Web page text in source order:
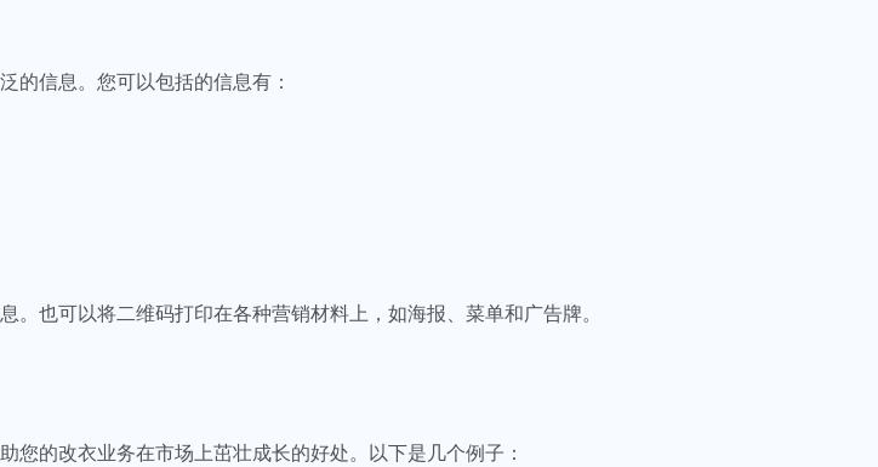
的信息。您可以包括的信息有：
也可以将二维码打印在各种营销材料上，如海报、菜单和广告牌。
的改衣业务在市场上茁壮成长的好处。以下是几个例子：